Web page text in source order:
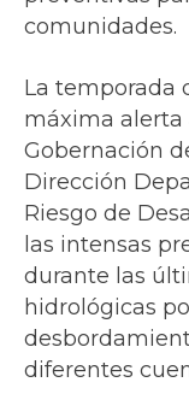
comunidades.
La temporada
máxima alerta
Gobernación
Dirección
Riesgo de
las intensas
durante las
hidrológicas
diferentes